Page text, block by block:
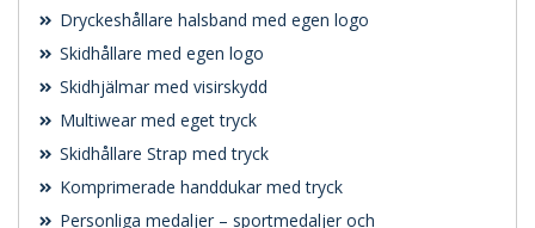
Dryckeshållare halsband med egen logo
Skidhållare med egen logo
Skidhjälmar med visirskydd
Multiwear med eget tryck
Skidhållare Strap med tryck
Komprimerade handdukar med tryck
Personliga medaljer – sportmedaljer och